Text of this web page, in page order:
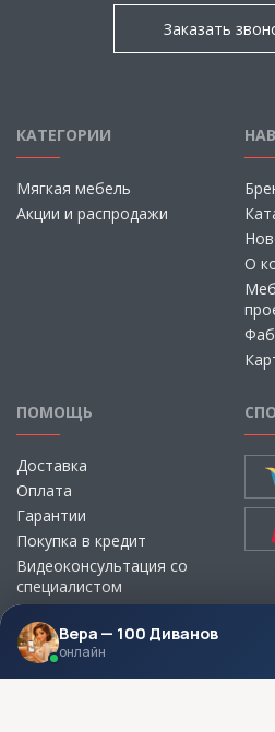
Заказать
КАТЕГОРИИ
Мягкая мебель
Акции и распродажи
О
ПОМОЩЬ
Доставка
Оплата
Гарантии
Покупка в кредит
Видеоконсультация со
специалистом
Выбор ткани для мебели без
визита в магазин
МЫ В СОЦСЕТЯХ
Вера — 100 Диванов
онлайн